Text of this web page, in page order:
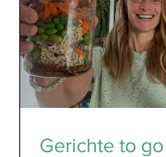
Gerichte to go